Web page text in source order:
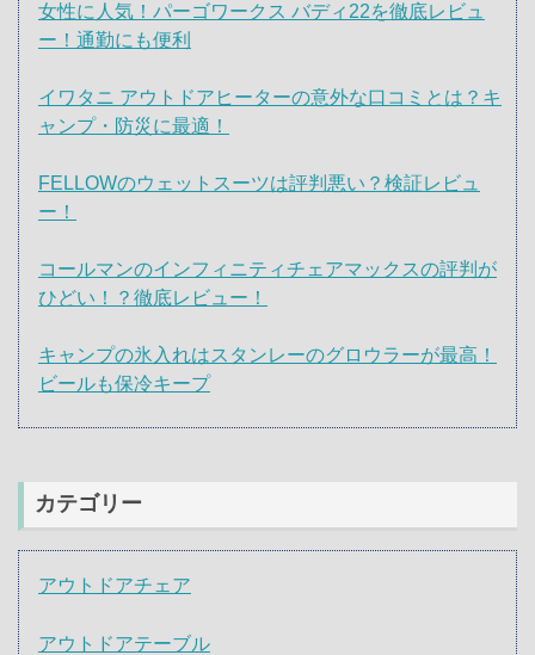
女性に人気！パーゴワークス バディ22を徹底レビュ
ー！通勤にも便利
イワタニ アウトドアヒーターの意外な口コミとは？キ
ャンプ・防災に最適！
FELLOWのウェットスーツは評判悪い？検証レビュ
ー！
コールマンのインフィニティチェアマックスの評判が
ひどい！？徹底レビュー！
キャンプの氷入れはスタンレーのグロウラーが最高！
ビールも保冷キープ
カテゴリー
アウトドアチェア
アウトドアテーブル